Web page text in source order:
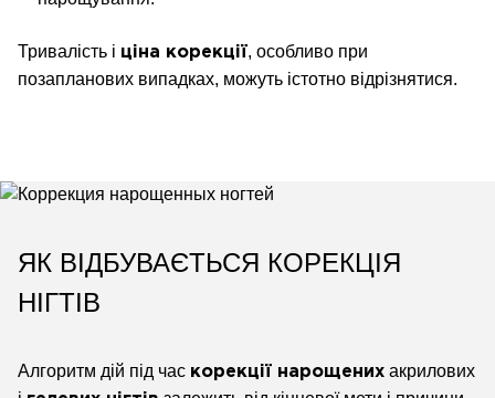
Тривалість і ціна корекції, особливо при
позапланових випадках, можуть істотно відрізнятися.
ЯК ВІДБУВАЄТЬСЯ КОРЕКЦІЯ
НІГТІВ
Алгоритм дій під час корекції нарощених акрилових